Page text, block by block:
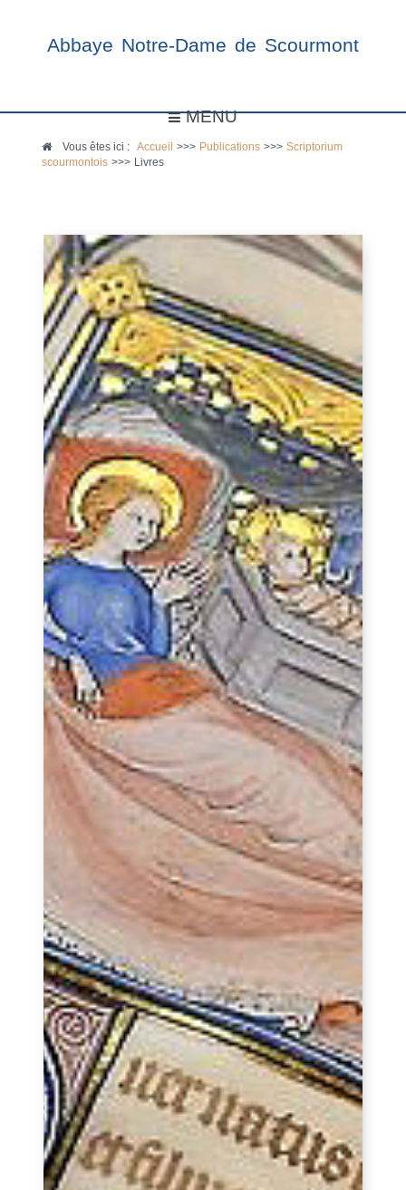
Abbaye Notre-Dame de Scourmont
MENU
Vous êtes ici :Accueil >>> Publications >>> Scriptorium
scourmontois >>> Livres